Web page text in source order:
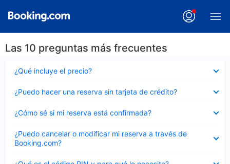
Las 10 preguntas más frecuentes
¿Qué incluye el precio?
cerrado
¿Puedo hacer una reserva sin tarjeta de crédito?
cerrado
¿Cómo sé si mi reserva está confirmada?
cerrado
¿Puedo cancelar o modificar mi reserva a través de
Booking.com?
cerrado